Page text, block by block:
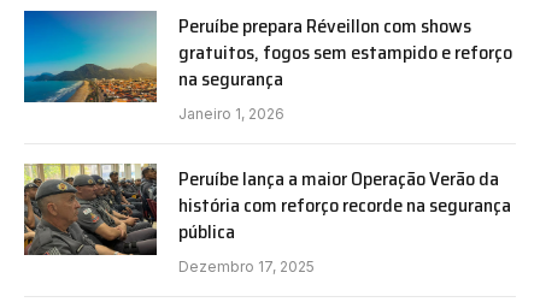
Peruíbe prepara Réveillon com shows
gratuitos, fogos sem estampido e reforço
na segurança
Janeiro 1, 2026
Peruíbe lança a maior Operação Verão da
história com reforço recorde na segurança
pública
Dezembro 17, 2025